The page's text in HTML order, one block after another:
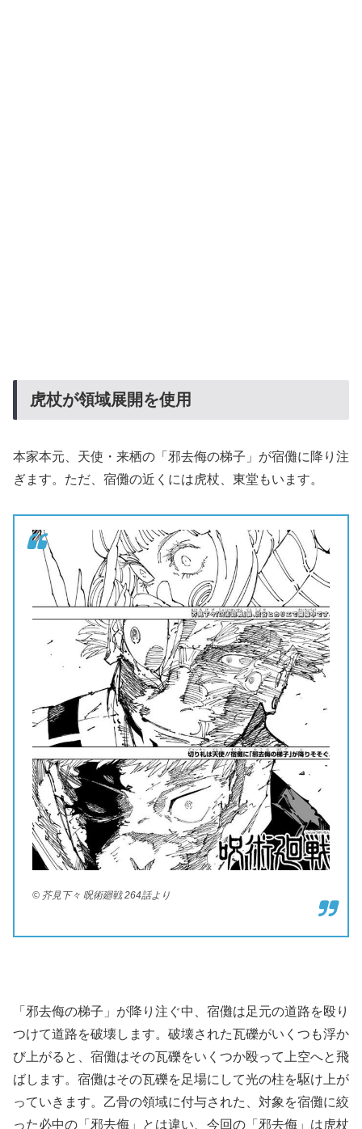
虎杖が領域展開を使用
本家本元、天使・来栖の「邪去侮の梯子」が宿儺に降り注
ぎます。ただ、宿儺の近くには虎杖、東堂もいます。
© 芥見下々 呪術廻戦 264話より
「邪去侮の梯子」が降り注ぐ中、宿儺は足元の道路を殴り
つけて道路を破壊します。破壊された瓦礫がいくつも浮か
び上がると、宿儺はその瓦礫をいくつか殴って上空へと飛
ばします。宿儺はその瓦礫を足場にして光の柱を駆け上が
っていきます。乙骨の領域に付与された、対象を宿儺に絞
った必中の「邪去侮」とは違い、今回の「邪去侮」は虎杖